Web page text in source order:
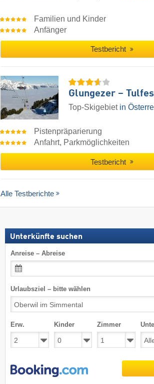
Familien und Kinder
Anfänger
Testbericht
Glungezer – Tulfes
Top-Skigebiet in
Pistenpräparierung
Anfahrt, Parkmöglichkeiten
Testbericht
Alle Testberichte
Unterkünfte suchen
Anreise – Abreise
Urlaubsziel – bitte wählen
Erw. Kinder Zimmer